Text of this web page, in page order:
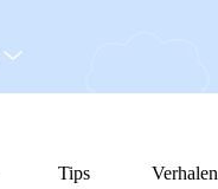
Tips Verhalen